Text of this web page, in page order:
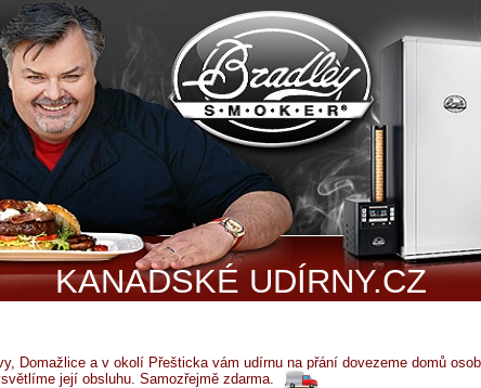
KANADSKÉ UDÍRNY.CZ
Domažlice a v okolí Přešticka vám udírnu na přání dovezeme domů
její obsluhu. Samozřejmě zdarma.